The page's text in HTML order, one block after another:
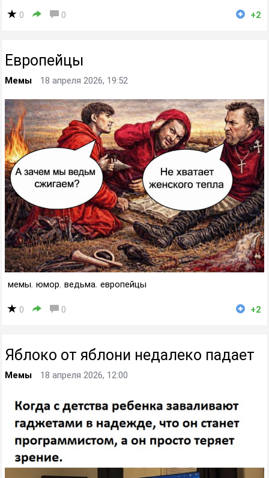
0 0 +2
Европейцы
Мемы 18 апреля 2026, 19:52
мемы, юмор, ведьма, европейцы
0 0 +2
Яблоко от яблони недалеко падает
Мемы 18 апреля 2026, 12:00